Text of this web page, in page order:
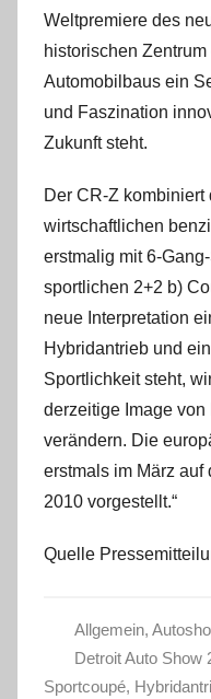
Weltpremiere des
historischen
Automobilbaus ein
und Faszination
Zukunft steht.
Der CR-Z
wirtschaftlichen
erstmalig mit 6-
sportlichen 2+2 b)
neue Interpretation
Hybridantrieb und
Sportlichkeit steht,
derzeitige Image von
verändern. Die
erstmals im März auf
2010 vorgestellt.“
Quelle
Allgemein,
Detroit Auto Show
Sportcoupé,